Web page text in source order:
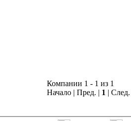
Компании 1 - 1 из 1
Начало | Пред. | 1 |